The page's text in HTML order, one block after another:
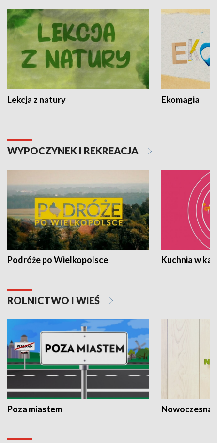
Lekcja z natury Ekomagia
WYPOCZYNEK I REKREACJA
Podróże po Wielkopolsce Kuchnia w
ROLNICTWO I WIEŚ
Poza miastem Nowoczesna